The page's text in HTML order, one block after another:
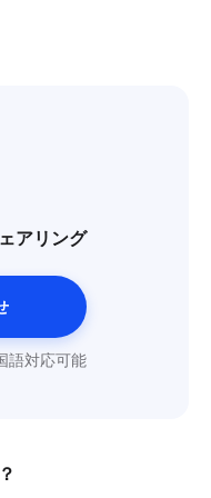
アリング
語対応可能